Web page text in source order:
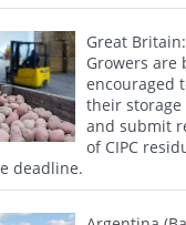
Great Britain:
Growers are
encouraged
their storage
and submit
of CIPC
deadline.